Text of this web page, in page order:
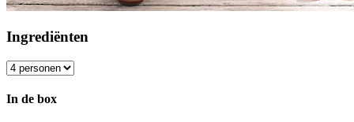
Ingrediënten
In de box